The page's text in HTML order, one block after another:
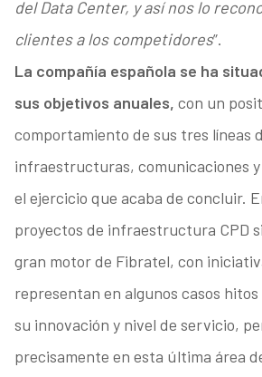
del Data Center, y así nos lo
clientes a los competidores”.
La compañía española se ha
sus objetivos anuales, con un
comportamiento de sus tres líneas
infraestructuras, comunicaciones
el ejercicio que acaba de concluir.
proyectos de infraestructura CPD
gran motor de Fibratel, con
representan en algunos casos
su innovación y nivel de servicio,
precisamente en esta última área